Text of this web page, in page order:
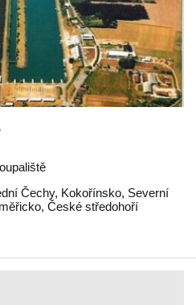
Čechy, Kokořínsko, Severní
, České středohoří